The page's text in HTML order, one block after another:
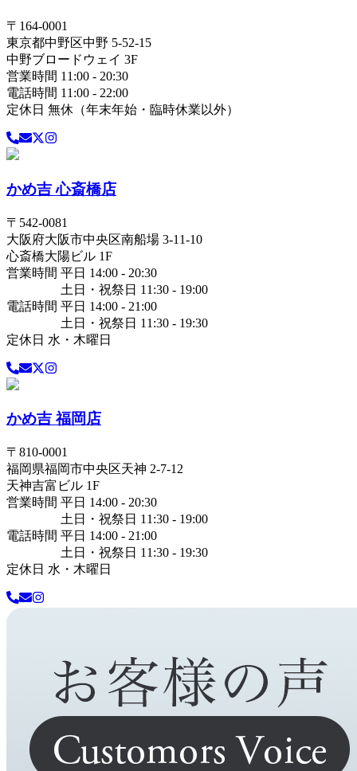
〒 164-0001
東京都中野区中野 5-52-15
中野ブロードウェイ 3F
営業時間 11:00 - 20:30
電話時間 11:00 - 22:00
定休日 無休（年末年始・臨時休業以外）
かめ吉 心斎橋店
〒 542-0081
大阪府大阪市中央区南船場 3-11-10
心斎橋大陽ビル 1F
営業時間 平日 14:00 - 20:30
土日・祝祭日 11:30 - 19:00
電話時間 平日 14:00 - 21:00
土日・祝祭日 11:30 - 19:30
定休日 水・木曜日
かめ吉 福岡店
〒 810-0001
福岡県福岡市中央区天神 2-7-12
天神吉富ビル 1F
営業時間 平日 14:00 - 20:30
土日・祝祭日 11:30 - 19:00
電話時間 平日 14:00 - 21:00
土日・祝祭日 11:30 - 19:30
定休日 水・木曜日